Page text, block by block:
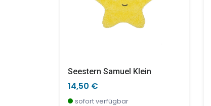
Seestern Samuel Klein
14,50 €
sofort verfügbar